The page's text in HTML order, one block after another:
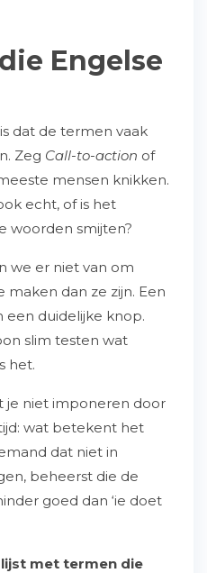
Engelse
dat de termen vaak
Zeg Call-to-action of
mensen knikken.
echt, of is het
woorden smijten?
we er niet van om
dan ze zijn. Een
een duidelijke knop.
slim testen wat
het.
je niet imponeren door
wat betekent het
dat niet in
beheerst die de
goed dan ‘ie doet
met termen die